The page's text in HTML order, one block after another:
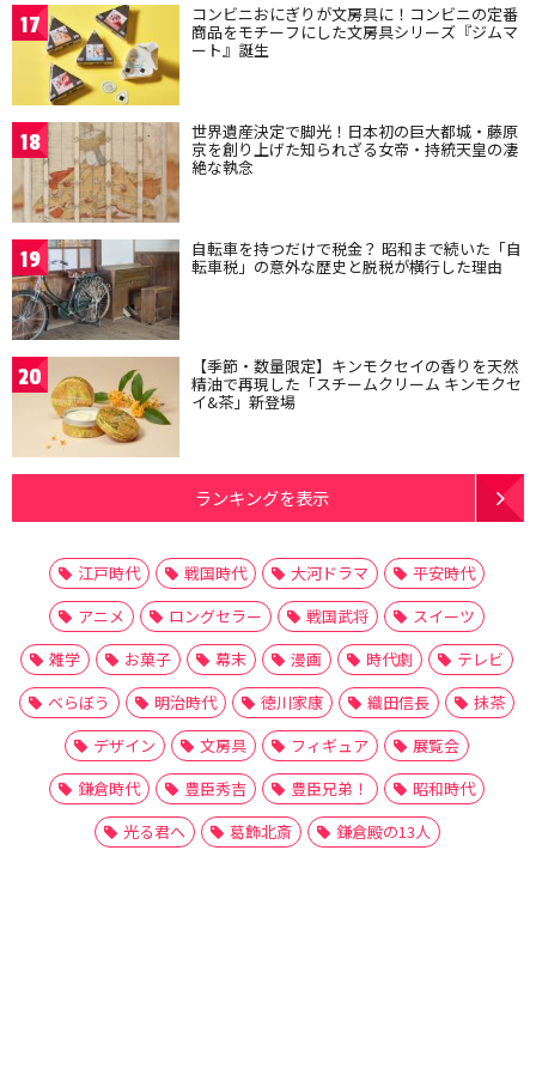
17 コンビニおにぎりが文房具に！コンビニの定番
商品をモチーフにした文房具シリーズ『ジムマ
ート』誕生
18 世界遺産決定で脚光！日本初の巨大都城・藤原
京を創り上げた知られざる女帝・持統天皇の凄
絶な執念
19 自転車を持つだけで税金？ 昭和まで続いた「自
転車税」の意外な歴史と脱税が横行した理由
20 【季節・数量限定】キンモクセイの香りを天然
精油で再現した「スチームクリーム キンモクセ
イ&茶」新登場
ランキングを表示
江戸時代 戦国時代 大河ドラマ
平安時代
アニメ
ロングセラー 戦国武将
スイーツ
雑学
お菓子 幕末 漫画 時代劇
テレビ
べらぼう
明治時代 徳川家康 織田信長
抹茶
デザイン
文房具 フィギュア
展覧会
鎌倉時代
豊臣秀吉 豊臣兄弟！
昭和時代
光る君へ
葛飾北斎 鎌倉殿の13人